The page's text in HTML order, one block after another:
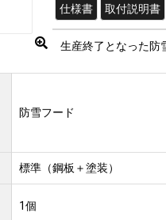
仕様書 取付説明書
生産終了となった防
防雪フード
標準（鋼板＋塗装）
1個